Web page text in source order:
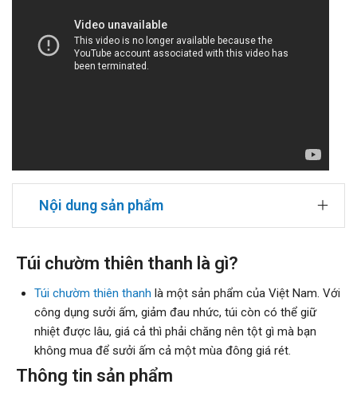
Nội dung sản phẩm
Túi chườm thiên thanh là gì?
Túi chườm thiên thanh là một sản phẩm của Việt Nam. Với
công dụng sưởi ấm, giảm đau nhức, túi còn có thể giữ
nhiệt được lâu, giá cả thì phải chăng nên tột gì mà bạn
không mua để sưởi ấm cả một mùa đông giá rét.
Thông tin sản phẩm